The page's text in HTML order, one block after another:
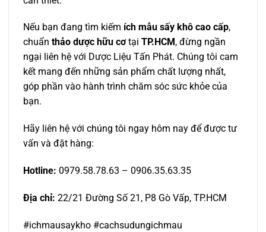
Nếu bạn đang tìm kiếm ích mẫu sấy khô cao cấp,
chuẩn thảo dược hữu cơtại TP.HCM , đừng ngần
ngại liên hệ với Dược Liệu Tấn Phát. Chúng tôi cam
kết mang đến những sản phẩm chất lượng nhất,
góp phần vào hành trình chăm sóc sức khỏe của
bạn.
Hãy liên hệ với chúng tôi ngay hôm nay để được tư
vấn và đặt hàng:
Hotline: 0979.58.78.63 – 0906.35.63.35
Địa chỉ: 22/21 Đường Số 21, P8 Gò Vấp, TP.HCM
#ichmausaykho #cachsudungichmau